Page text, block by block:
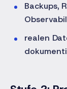
Backups,
realen